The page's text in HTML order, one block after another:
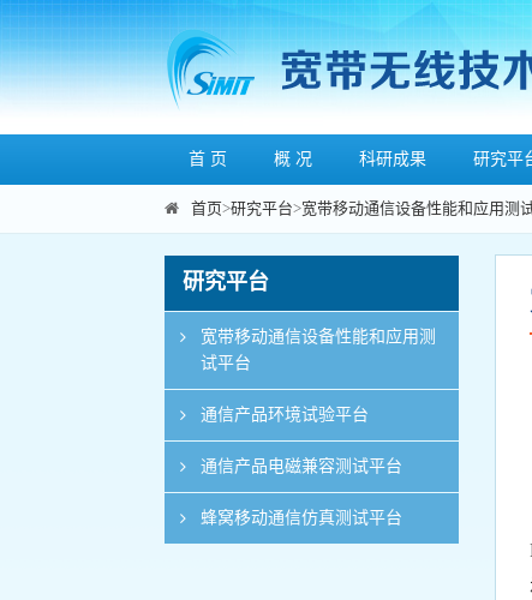
首 页 概 况 科研成果 研究平
首页>研究平台>宽带移动通信设备性能和应用测
研究平台
宽带移动通信设备性能和应用测
试平台
通信产品环境试验平台
通信产品电磁兼容测试平台
蜂窝移动通信仿真测试平台